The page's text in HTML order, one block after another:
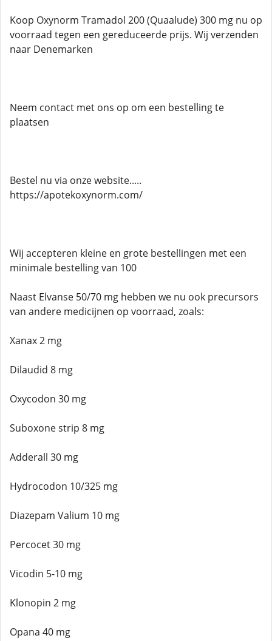
Koop Oxynorm Tramadol 200 (Quaalude) 300 mg nu op
voorraad tegen een gereduceerde prijs. Wij verzenden
naar Denemarken
Neem contact met ons op om een ​​bestelling te
plaatsen
Bestel nu via onze website.....
https://apotekoxynorm.com/
Wij accepteren kleine en grote bestellingen met een
minimale bestelling van 100
Naast Elvanse 50/70 mg hebben we nu ook precursors
van andere medicijnen op voorraad, zoals:
Xanax 2 mg
Dilaudid 8 mg
Oxycodon 30 mg
Suboxone strip 8 mg
Adderall 30 mg
Hydrocodon 10/325 mg
Diazepam Valium 10 mg
Percocet 30 mg
Vicodin 5-10 mg
Klonopin 2 mg
Opana 40 mg